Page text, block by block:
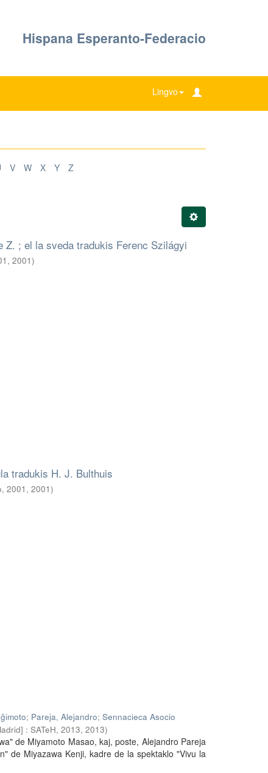
Hispana Esperanto-Federacio
Lingvo
V W X Y
Z
; el la sveda tradukis Ferenc Szilágyi
, 2001)
tradukis H. J. Bulthuis
2001 , 2001)
; Pareja, Alejandro; Sennacieca Asocio
: SATeH, 2013, 2013)
de Miyamoto Masao, kaj, poste, Alejandro Pareja
de Miyazawa Kenji, kadre de la spektaklo "Vivu la